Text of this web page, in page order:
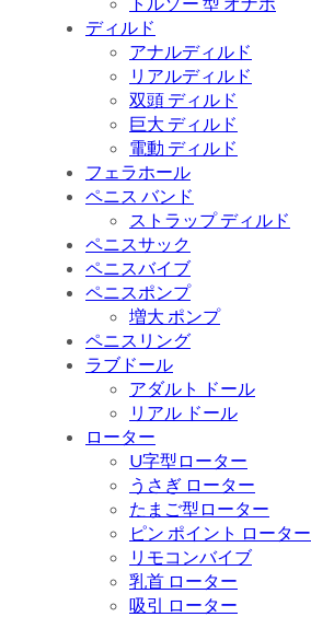
ディルド
アナルディルド
リアルディルド
双頭 ディルド
巨大 ディルド
電動 ディルド
フェラホール
ペニス バンド
ストラップ ディルド
ペニスサック
ペニスバイブ
ペニスポンプ
増大 ポンプ
ペニスリング
ラブドール
アダルト ドール
リアル ドール
ローター
U字型ローター
うさぎ ローター
たまご型ローター
ピン ポイント ローター
リモコンバイブ
乳首 ローター
吸引 ローター